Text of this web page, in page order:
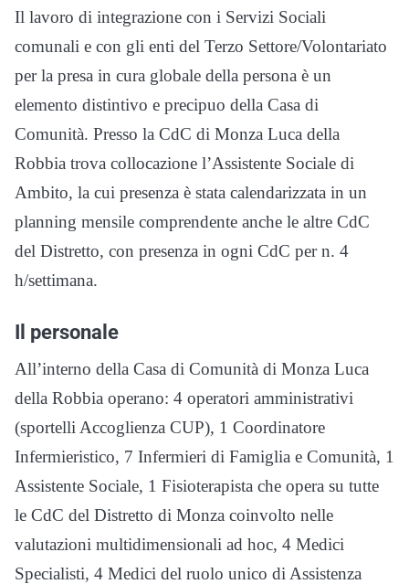
Il lavoro di integrazione con i Servizi Sociali
comunali e con gli enti del Terzo Settore/Volontariato
per la presa in cura globale della persona è un
elemento distintivo e precipuo della Casa di
Comunità. Presso la CdC di Monza Luca della
Robbia trova collocazione l’Assistente Sociale di
Ambito, la cui presenza è stata calendarizzata in un
planning mensile comprendente anche le altre CdC
del Distretto, con presenza in ogni CdC per n. 4
h/settimana.
Il personale
All’interno della Casa di Comunità di Monza Luca
della Robbia operano: 4 operatori amministrativi
(sportelli Accoglienza CUP), 1 Coordinatore
Infermieristico, 7 Infermieri di Famiglia e Comunità, 1
Assistente Sociale, 1 Fisioterapista che opera su tutte
le CdC del Distretto di Monza coinvolto nelle
valutazioni multidimensionali ad hoc, 4 Medici
Specialisti, 4 Medici del ruolo unico di Assistenza